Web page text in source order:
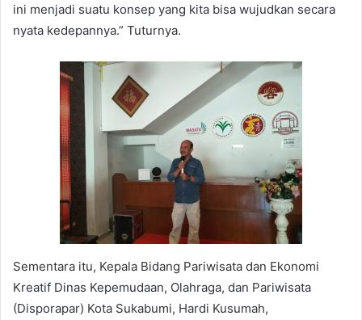
ini menjadi suatu konsep yang kita bisa wujudkan secara
nyata kedepannya.” Tuturnya.
Sementara itu, Kepala Bidang Pariwisata dan Ekonomi
Kreatif Dinas Kepemudaan, Olahraga, dan Pariwisata
(Disporapar) Kota Sukabumi, Hardi Kusumah,